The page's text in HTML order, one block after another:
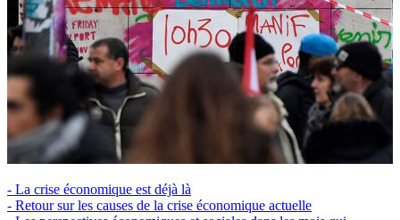
- La crise économique est déjà là
- Retour sur les causes de la crise économique actuelle